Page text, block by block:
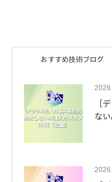
おすすめ技術ブログ
［
な